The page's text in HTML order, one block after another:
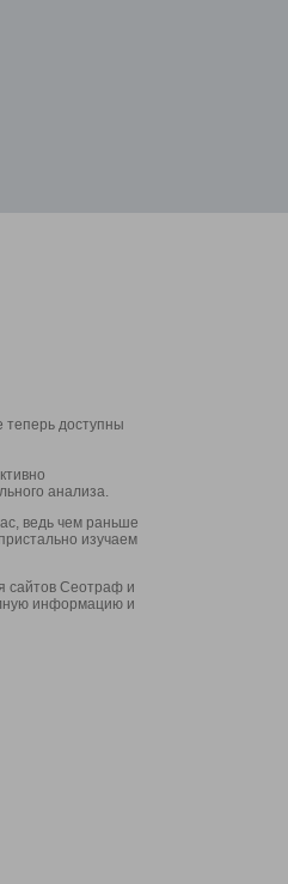
доступны
анализа.
ведь чем раньше
изучаем
сайтов Сеотраф и
информацию и